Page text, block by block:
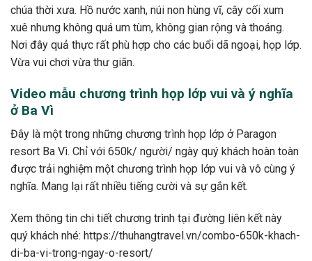
chúa thời xưa. Hồ nước xanh, núi non hùng vĩ, cây cối xum
xuê nhưng không quá um tùm, không gian rộng và thoáng.
Nơi đây quả thực rất phù hợp cho các buổi dã ngoại, họp lớp.
Vừa vui chơi vừa thư giãn.
Video mẫu chương trình họp lớp vui và ý nghĩa
ở Ba Vì
Đây là một trong những chương trình họp lớp ở Paragon
resort Ba Vì. Chỉ với 650k/ người/ ngày quý khách hoàn toàn
được trải nghiệm một chương trình họp lớp vui và vô cùng ý
nghĩa. Mang lại rất nhiều tiếng cười và sự gắn kết.
Xem thông tin chi tiết chương trình tại đường liên kết này
quý khách nhé: https://thuhangtravel.vn/combo-650k-khach-
di-ba-vi-trong-ngay-o-resort/